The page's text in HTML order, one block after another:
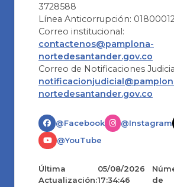
3728588
Línea Anticorrupción:
Correo institucional:
contactenos@pamplona-
nortedesantander.gov.co
Correo de Notificaciones
nortedesantander.gov.co
@Facebook @Instagram
@YouTube
Última
Actualización:
05/08/2026
17:34:46
de